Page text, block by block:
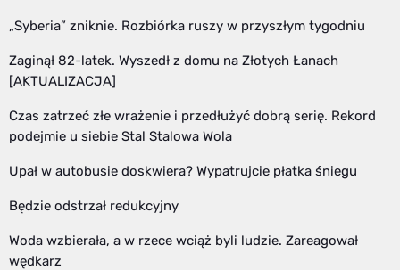
„Syberia” zniknie. Rozbiórka ruszy w przyszłym tygodniu
Zaginął 82-latek. Wyszedł z domu na Złotych Łanach
[AKTUALIZACJA]
Czas zatrzeć złe wrażenie i przedłużyć dobrą serię. Rekord
podejmie u siebie Stal Stalowa Wola
Upał w autobusie doskwiera? Wypatrujcie płatka śniegu
Będzie odstrzał redukcyjny
Woda wzbierała, a w rzece wciąż byli ludzie. Zareagował
wędkarz